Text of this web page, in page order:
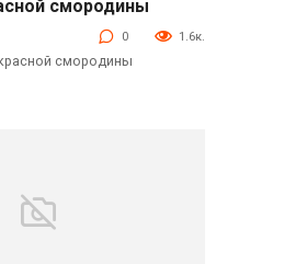
смородины
0 1.6к.
смородины